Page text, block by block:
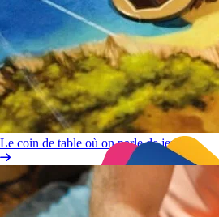
Le coin de table où on parle de jeux !